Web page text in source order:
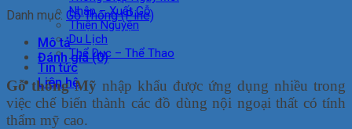
Nhập – Xuất Gỗ
Thiện Nguyện
Du Lịch
Thể Dục – Thể Thao
Tin tức
Liên hệ
Danh mục: Gỗ Thông (Pine)
Mô tả
Đánh giá (0)
Gỗ thông Mỹ nhập khẩu được ứng dụng nhiều trong
việc chế biến thành các đồ dùng nội ngoại thất có tính
thẩm mỹ cao.